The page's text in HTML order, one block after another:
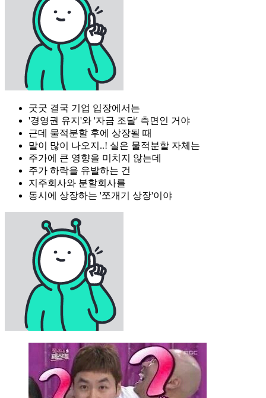
굿굿 결국 기업 입장에서는
'경영권 유지'와 '자금 조달' 측면인 거야
근데 물적분할 후에 상장될 때
말이 많이 나오지..! 실은 물적분할 자체는
주가에 큰 영향을 미치지 않는데
주가 하락을 유발하는 건
지주회사와 분할회사를
동시에 상장하는 '쪼개기 상장'이야